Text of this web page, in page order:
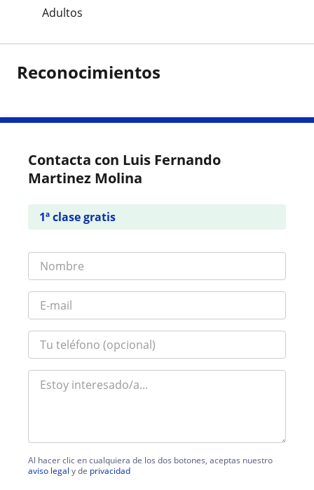
Adultos
Reconocimientos
Contacta con Luis Fernando
Martinez Molina
1ª clase gratis
Al hacer clic en cualquiera de los dos botones, aceptas nuestro
aviso legal y de privacidad